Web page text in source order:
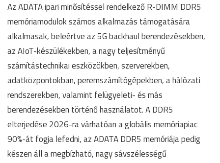
Az ADATA ipari minősítéssel rendelkező R-DIMM DDR5
memóriamodulok számos alkalmazás támogatására
alkalmasak, beleértve az 5G backhaul berendezésekben,
az AIoT-készülékekben, a nagy teljesítményű
számítástechnikai eszközökben, szerverekben,
adatközpontokban, peremszámítógépekben, a hálózati
rendszerekben, valamint felügyeleti- és más
berendezésekben történő használatot. A DDR5
elterjedése 2026-ra várhatóan a globális memóriapiac
90%-át fogja lefedni, az ADATA DDR5 memóriája pedig
készen áll a megbízható, nagy sávszélességű